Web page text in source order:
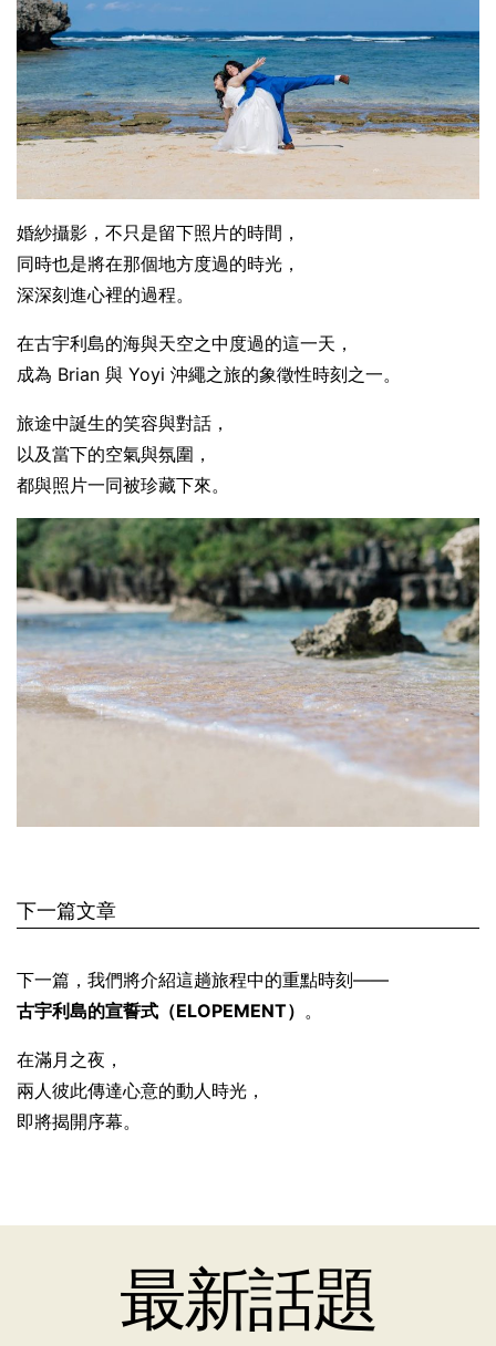
婚紗攝影，不只是留下照片的時間，
同時也是將在那個地方度過的時光，
深深刻進心裡的過程。
在古宇利島的海與天空之中度過的這一天，
成為 Brian 與 Yoyi 沖繩之旅的象徵性時刻之一。
旅途中誕生的笑容與對話，
以及當下的空氣與氛圍，
都與照片一同被珍藏下來。
下一篇文章
下一篇，我們將介紹這趟旅程中的重點時刻——
古宇利島的宣誓式（ELOPEMENT） 。
在滿月之夜，
兩人彼此傳達心意的動人時光，
即將揭開序幕。
最新話題